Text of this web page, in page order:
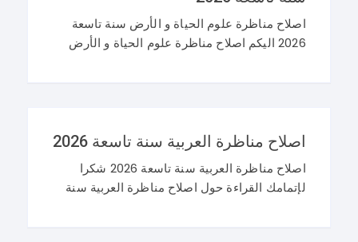
اصلاح مناظرة علوم الحياة و الأرض سنة تاسعة
2026 اليكم اصلاح مناظرة علوم الحياة و الأرض
اصلاح مناظرة العربية سنة تاسعة 2026
اصلاح مناظرة العربية سنة تاسعة 2026 شكرا
لإتمامك القراءة حول اصلاح مناظرة العربية سنة